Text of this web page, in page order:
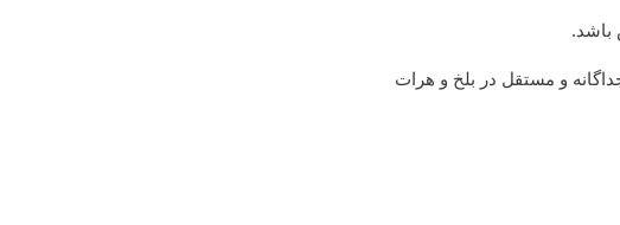
باشد.
و مستقل در بلخ و هرات